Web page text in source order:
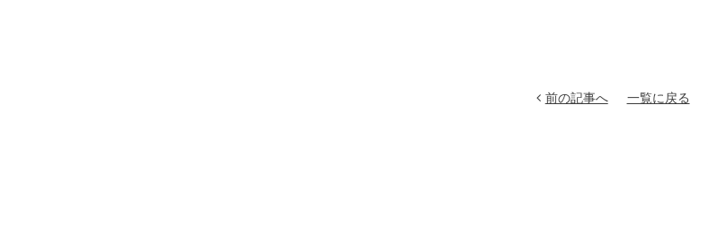
前の記事へ 一覧に戻る